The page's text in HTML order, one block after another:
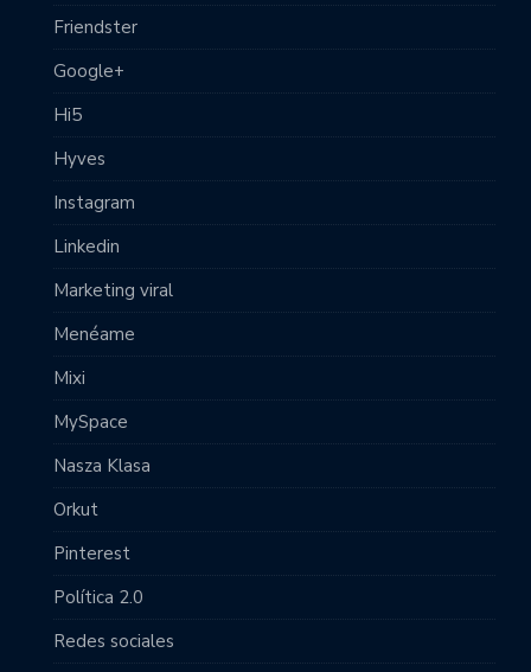
Friendster
Google+
Hi5
Hyves
Instagram
Linkedin
Marketing viral
Menéame
Mixi
MySpace
Nasza Klasa
Orkut
Pinterest
Política 2.0
Redes sociales